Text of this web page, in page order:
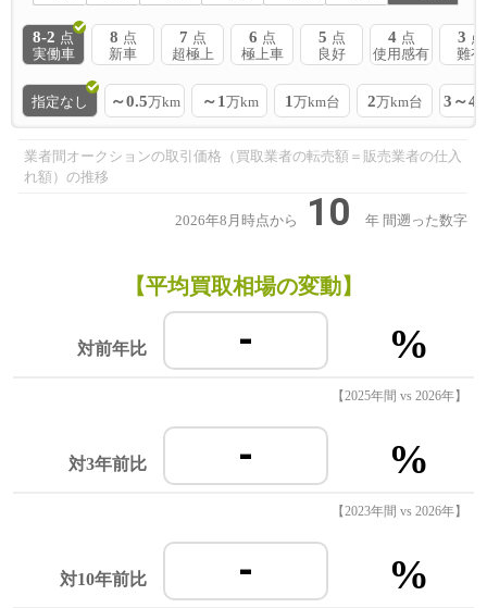
8-2 点
実働車
8 点
新車
7 点
超極上
6 点
極上車
5 点
良好
4 点
使用感有
3 点
難有
指定なし ～0.5万km ～1 万km 1 万km台 2万km台 3～4
業者間オークションの取引価格（買取業者の転売額＝販売業者の仕入
れ額）の推移
2026年8月時点から 10 年 間遡った数字
【平均買取相場の変動】
対前年比 - %
【2025年間 vs 2026年】
対3年前比 - %
【2023年間 vs 2026年】
対10年前比 - %